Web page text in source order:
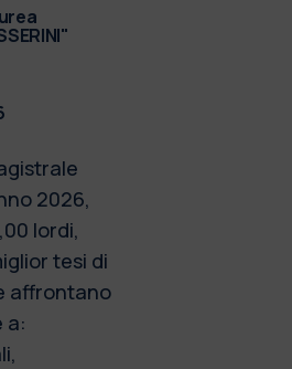
2026,
lordi,
tesi di
affrontano
a: